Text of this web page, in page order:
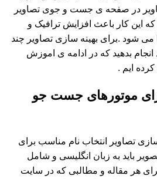
در صفحه ی جست و جوی تصاویر
این کار باعث افزایش ترافیک و
می شود .برای بهینه سازی تصاویر چند
بدهید که در ادامه ی اموزش
ایم .
موتورهای جست جو
سازی تصاویر انتخاب نام مناسب برای
باید به زبان انگلیسی و شامل
هر مقاله و مطالبی که در سایت